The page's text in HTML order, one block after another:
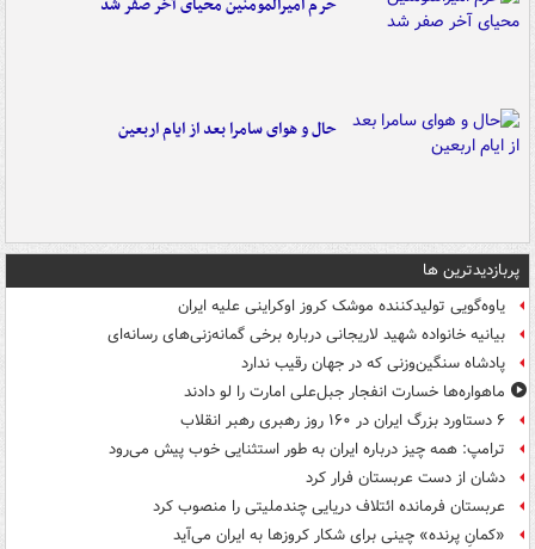
حال و هوای سامرا بعد از ایام اربعین
پربازدیدترین ها
یاوه‌گویی تولیدکننده موشک کروز اوکراینی علیه ایران
بیانیه خانواده شهید لاریجانی درباره برخی گمانه‌زنی‌های رسانه‌ای
پادشاه سنگین‌وزنی که در جهان رقیب ندارد
ماهواره‌ها خسارت انفجار جبل‌علی امارت را لو دادند
۶ دستاورد بزرگ ایران در ۱۶۰ روز رهبری رهبر انقلاب
ترامپ: همه چیز درباره ایران به طور استثنایی خوب پیش می‌رود
دشان از دست عربستان فرار کرد
عربستان فرمانده ائتلاف دریایی چندملیتی را منصوب کرد
«کمانِ پرنده» چینی برای شکار کروزها به ایران می‌آید